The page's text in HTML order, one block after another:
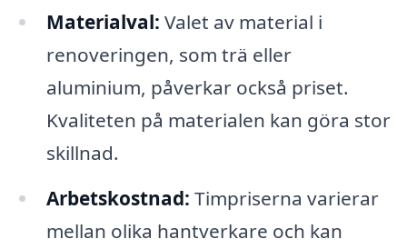
Materialval: Valet av material i
renoveringen, som trä eller
aluminium, påverkar också priset.
Kvaliteten på materialen kan göra stor
skillnad.
Arbetskostnad: Timpriserna varierar
mellan olika hantverkare och kan